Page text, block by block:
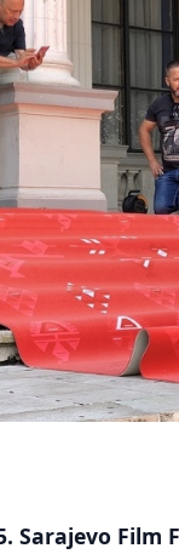
Sarajevo Film